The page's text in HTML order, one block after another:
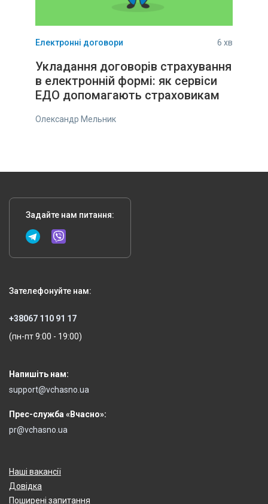
Електронні договори 6 хв
Укладання договорів страхування
в електронній формі: як сервіси
ЕДО допомагають страховикам
Олександр Мельник
Задайте нам питання:
Зателефонуйте нам:
+38067 110 91 17
(пн-пт 9:00 - 19:00)
Напишіть нам:
support@vchasno.ua
Прес-служба «Вчасно»:
pr@vchasno.ua
Наші вакансії
Довідка
Поширені запитання